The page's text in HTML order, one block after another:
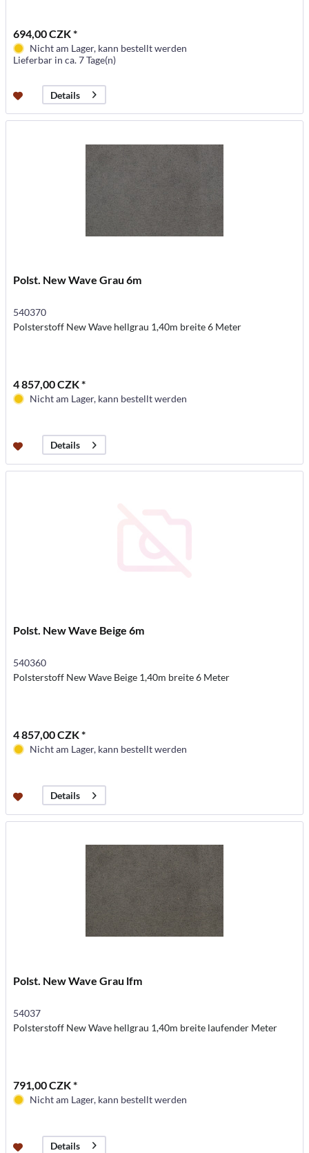
694,00 CZK *
Nicht am Lager, kann bestellt werden
Lieferbar in ca. 7 Tage(n)
Details
Polst. New Wave Grau 6m
540370
Polsterstoff New Wave hellgrau 1,40m breite 6 Meter
4 857,00 CZK *
Nicht am Lager, kann bestellt werden
Details
Polst. New Wave Beige 6m
540360
Polsterstoff New Wave Beige 1,40m breite 6 Meter
4 857,00 CZK *
Nicht am Lager, kann bestellt werden
Details
Polst. New Wave Grau lfm
54037
Polsterstoff New Wave hellgrau 1,40m breite laufender Meter
791,00 CZK *
Nicht am Lager, kann bestellt werden
Details